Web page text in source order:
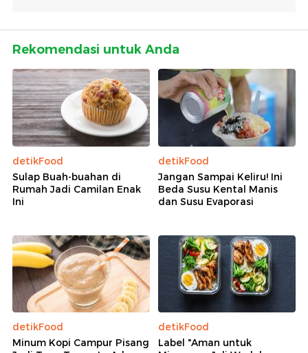
Rekomendasi untuk Anda
detikFood
Sulap Buah-buahan di
Rumah Jadi Camilan Enak
Ini
detikFood
Jangan Sampai Keliru! Ini
Beda Susu Kental Manis
dan Susu Evaporasi
detikFood
Minum Kopi Campur Pisang
detikFood
Label "Aman untuk